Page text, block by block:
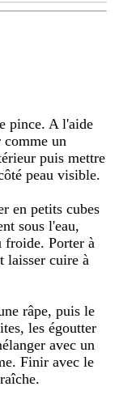
pince. A l'aide
un
puis mettre
peau visible.
en petits cubes
sous l'eau,
froide. Porter à
laisser cuire à
râpe, puis le
les égoutter
avec un
Finir avec le